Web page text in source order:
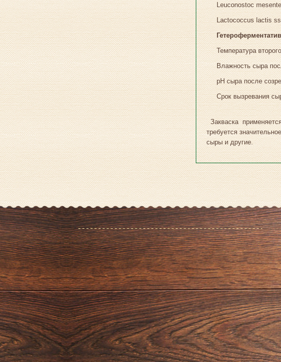
Leuconostoc
Lactococcus lactis
Температура
Влажность сыра
рH сыра после
Срок вызревания
Закваска
требуется
сыры и другие.